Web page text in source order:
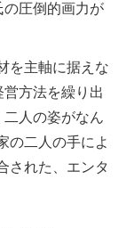
の圧倒的画力が
を主軸に据えな
営方法を繰り出
二人の姿がなん
の二人の手によ
された、エンタ